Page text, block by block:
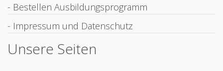
- Bestellen Ausbildungsprogramm
- Impressum und Datenschutz
Unsere Seiten